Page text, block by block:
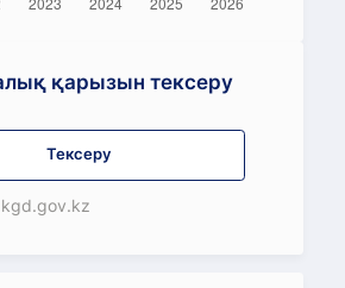
қарызын тексеру
Тексеру